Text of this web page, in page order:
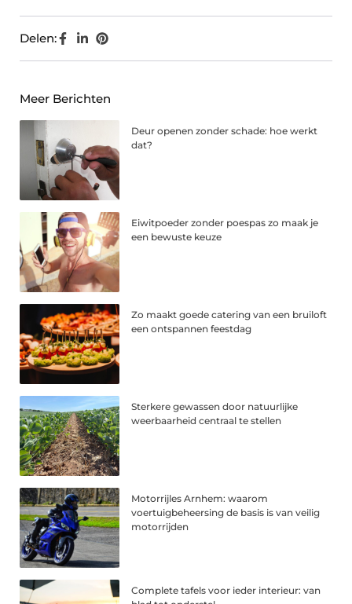
Delen:
Meer Berichten
Deur openen zonder schade: hoe werkt
dat?
Eiwitpoeder zonder poespas zo maak je
een bewuste keuze
Zo maakt goede catering van een bruiloft
een ontspannen feestdag
Sterkere gewassen door natuurlijke
weerbaarheid centraal te stellen
Motorrijles Arnhem: waarom
voertuigbeheersing de basis is van veilig
motorrijden
Complete tafels voor ieder interieur: van